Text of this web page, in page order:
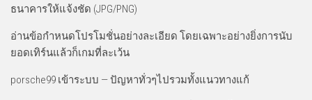
ธนาคารให้แจ้งชัด (JPG/PNG)
อ่านข้อกำหนดโปรโมชั่นอย่างละเอียด โดยเฉพาะอย่างยิ่งการนับ
ยอดเทิร์นแล้วก็เกมที่ละเว้น
porsche99 เข้าระบบ — ปัญหาทั่วๆไปรวมทั้งแนวทางแก้